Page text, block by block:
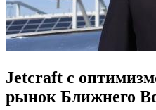
Jetcraft с
рынок Ближнего